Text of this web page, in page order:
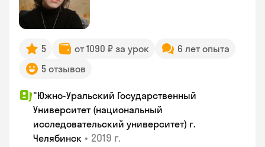
5 от 1090 ₽ за урок
6 лет опыта
5 отзывов
"Южно-Уральский Государственный
Университет (национальный
исследовательский университет) г.
Челябинск • 2019 г.